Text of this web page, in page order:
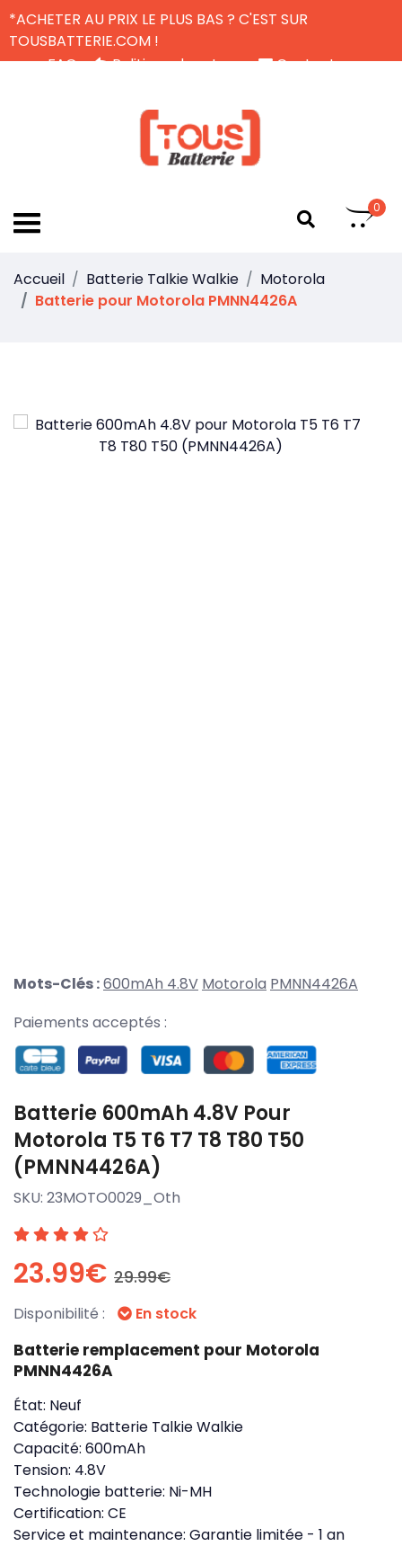
*ACHETER AU PRIX LE PLUS BAS ? C'EST SUR
TOUSBATTERIE.COM !
FAQ
Politique de retour
Contactez-nous
0
Accueil Batterie Talkie Walkie
Motorola
Batterie pour Motorola PMNN4426A
Mots-Clés :600mAh 4.8V Motorola PMNN4426A
Paiements acceptés :
Batterie 600mAh 4.8V Pour
Motorola T5 T6 T7 T8 T80 T50
(PMNN4426A)
SKU: 23MOTO0029_Oth
23.99€ 29.99€
Disponibilité : En stock
Batterie remplacement pour Motorola
PMNN4426A
État: Neuf
Catégorie: Batterie Talkie Walkie
Capacité: 600mAh
Tension: 4.8V
Technologie batterie: Ni-MH
Certification: CE
Service et maintenance: Garantie limitée - 1 an